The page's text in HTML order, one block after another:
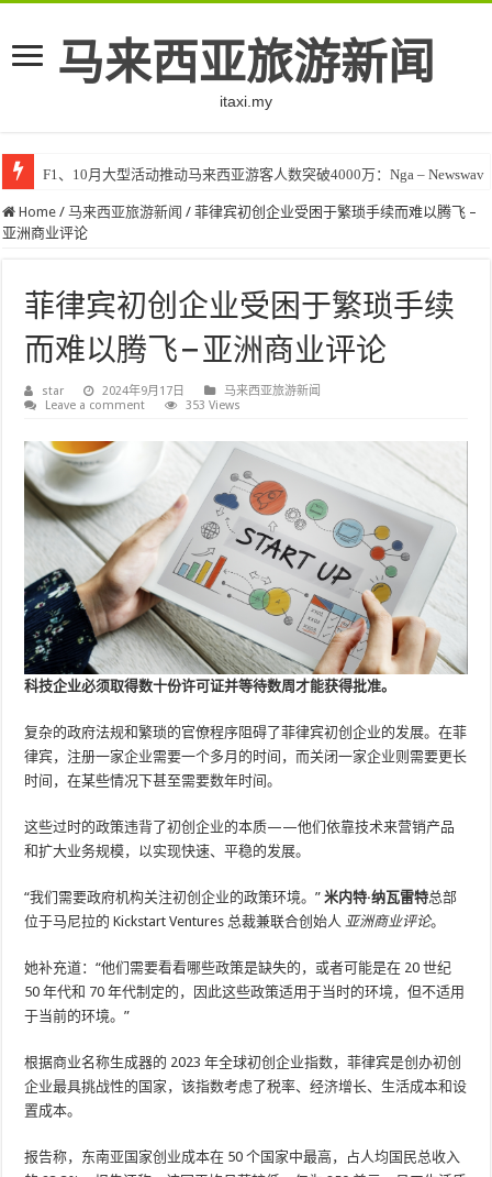
马来西亚旅游新闻
itaxi.my
F1、10月大型活动推动马来西亚游客人数突破4000万：Nga – Newswav
Klook客路将印度和中东创作者聚集在马来西亚 – TravelBiz Monitor
Home / 马来西亚旅游新闻 / 菲律宾初创企业受困于繁琐手续而难以腾飞 –
亚洲商业评论
菲律宾初创企业受困于繁琐手续
而难以腾飞 – 亚洲商业评论
star 2024年9月17日
马来西亚旅游新闻
Leave a comment
353 Views
科技企业必须取得数十份许可证并等待数周才能获得批准。
复杂的政府法规和繁琐的官僚程序阻碍了菲律宾初创企业的发展。在菲
律宾，注册一家企业需要一个多月的时间，而关闭一家企业则需要更长
时间，在某些情况下甚至需要数年时间。
这些过时的政策违背了初创企业的本质——他们依靠技术来营销产品
和扩大业务规模，以实现快速、平稳的发展。
“我们需要政府机构关注初创企业的政策环境。”米内特·纳瓦雷特总部
位于马尼拉的 Kickstart Ventures 总裁兼联合创始人 亚洲商业评论。
她补充道：“他们需要看看哪些政策是缺失的，或者可能是在 20 世纪
50 年代和 70 年代制定的，因此这些政策适用于当时的环境，但不适用
于当前的环境。”
根据商业名称生成器的 2023 年全球初创企业指数，菲律宾是创办初创
企业最具挑战性的国家，该指数考虑了税率、经济增长、生活成本和设
置成本。
报告称，东南亚国家创业成本在 50 个国家中最高，占人均国民总收入